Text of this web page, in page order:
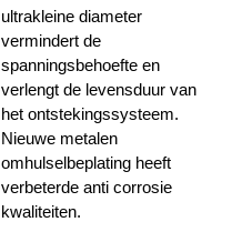
ultrakleine diameter
vermindert de
spanningsbehoefte en
verlengt de levensduur van
het ontstekingssysteem.
Nieuwe metalen
omhulselbeplating heeft
verbeterde anti corrosie
kwaliteiten.